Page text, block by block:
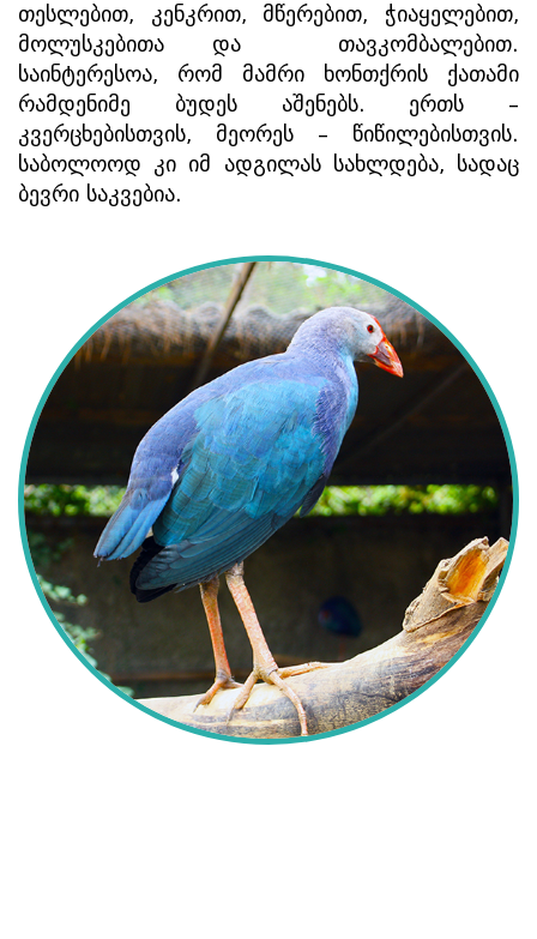
თესლებით, კენკრით, მწერებით, ჭიაყელებით,
მოლუსკებითა და  თავკომბალებით.
საინტერესოა, რომ მამრი ხონთქრის ქათამი
რამდენიმე ბუდეს აშენებს. ერთს –
კვერცხებისთვის, მეორეს – წიწილებისთვის.
საბოლოოდ კი იმ ადგილას სახლდება, სადაც
ბევრი საკვებია.